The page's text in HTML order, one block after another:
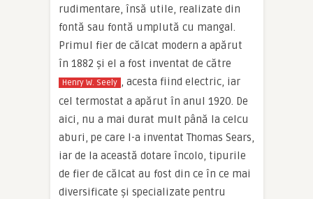
rudimentare, însă utile, realizate din
fontă sau fontă umplută cu mangal.
Primul fier de călcat modern a apărut
în 1882 și el a fost inventat de către
Henry W. Seely , acesta fiind electric, iar
cel termostat a apărut în anul 1920. De
aici, nu a mai durat mult până la celcu
aburi, pe care l-a inventat Thomas Sears,
iar de la această dotare încolo, tipurile
de fier de călcat au fost din ce în ce mai
diversificate și specializate pentru